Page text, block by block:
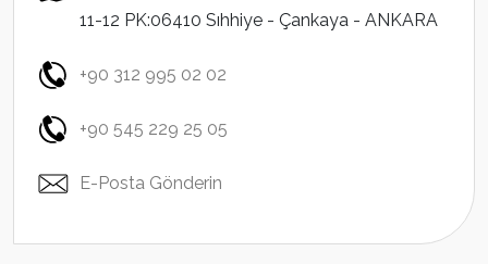
11-12 PK:06410 Sıhhiye - Çankaya - ANKARA
+90 312 995 02 02
+90 545 229 25 05
E-Posta Gönderin